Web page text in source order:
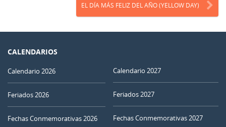
EL DÍA MÁS FELIZ DEL AÑO (YELLOW DAY)
CALENDARIOS
Calendario 2026
Feriados 2026
Fechas Conmemorativas 2026
Calendario 2027
Feriados 2027
Fechas Conmemorativas 2027